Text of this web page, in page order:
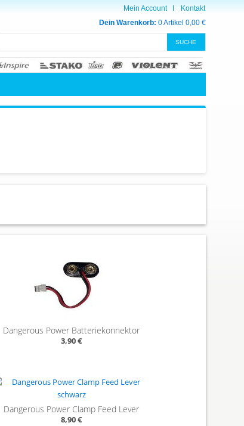
Mein Account
Kontakt
Dein Warenkorb: 0 Artikel 0,00 €
Dangerous Power Batteriekonnektor
3,90 €
Dangerous Power Clamp Feed Lever
8,90 €